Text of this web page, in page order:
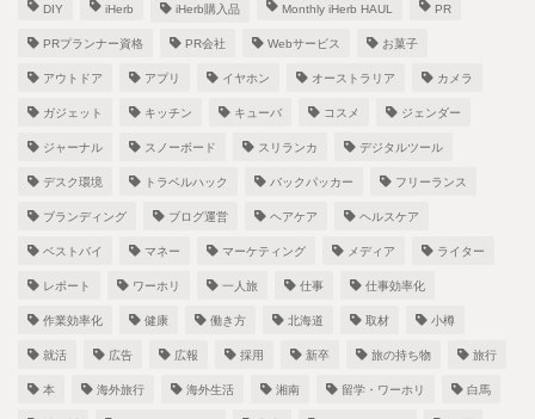
DIY iHerb iHerb購入品 Monthly iHerb HAUL PR
PRプランナー資格 PR会社 Webサービス お菓子
アウトドア アプリ イヤホン オーストラリア カメラ
ガジェット キッチン キューバ コスメ ジェンダー
ジャーナル スノーボード スリランカ デジタルツール
デスク環境 トラベルハック バックパッカー フリーランス
ブランディング ブログ運営 ヘアケア ヘルスケア
ベストバイ マネー マーケティング メディア ライター
レポート ワーホリ 一人旅 仕事 仕事効率化
作業効率化 健康 働き方 北海道 取材 小樽
就活 広告 広報 採用 新卒 旅の持ち物 旅行
本 海外旅行 海外生活 湘南 留学・ワーホリ 白馬